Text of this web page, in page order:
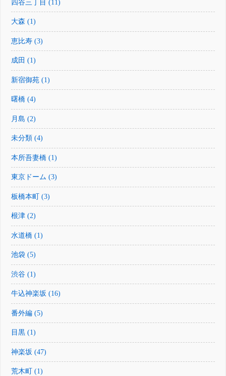
四谷三丁目 (11)
大森 (1)
恵比寿 (3)
成田 (1)
新宿御苑 (1)
曙橋 (4)
月島 (2)
未分類 (4)
本所吾妻橋 (1)
東京ドーム (3)
板橋本町 (3)
根津 (2)
水道橋 (1)
池袋 (5)
渋谷 (1)
牛込神楽坂 (16)
番外編 (5)
目黒 (1)
神楽坂 (47)
荒木町 (1)